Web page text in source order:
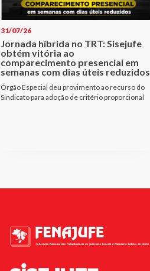
31/07/26
Jornada híbrida no TRT: Sisejufe
obtém vitória ao
comparecimento presencial em
semanas com dias úteis reduzidos
Órgão Especial deu provimento ao recurso do
Sindicato para adoção de critério proporcional